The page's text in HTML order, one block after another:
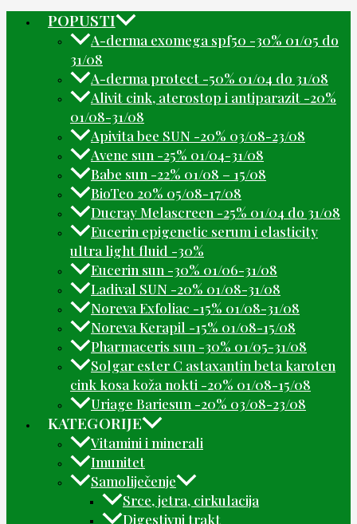
POPUSTI
A-derma exomega spf50 -30% 01/05 do
31/08
A-derma protect -50% 01/04 do 31/08
Alivit cink, aterostop i antiparazit -20%
01/08-31/08
Apivita bee SUN -20% 03/08-23/08
Avene sun -25% 01/04-31/08
Babe sun -22% 01/08 – 15/08
BioTeo 20% 05/08-17/08
Ducray Melascreen -25% 01/04 do 31/08
Eucerin epigenetic serum i elasticity
ultra light fluid -30%
Eucerin sun -30% 01/06-31/08
Ladival SUN -20% 01/08-31/08
Noreva Exfoliac -15% 01/08-31/08
Noreva Kerapil -15% 01/08-15/08
Pharmaceris sun -30% 01/05-31/08
Solgar ester C astaxantin beta karoten
cink kosa koža nokti -20% 01/08-15/08
Uriage Bariesun -20% 03/08-23/08
KATEGORIJE
Vitamini i minerali
Imunitet
Samoliječenje
Srce, jetra, cirkulacija
Digestivni trakt